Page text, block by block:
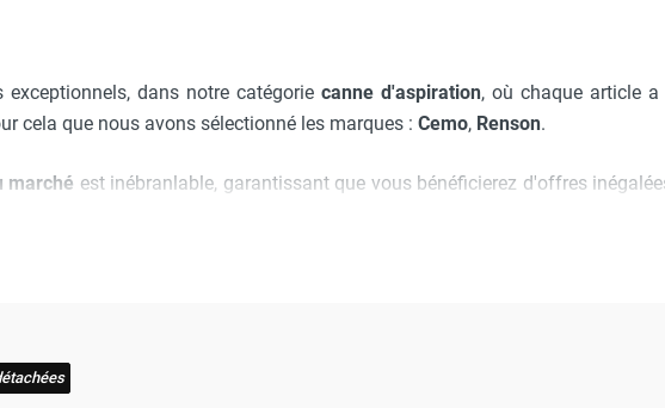
dans notre catégorie canne d'aspiration, où chaque article
cela que nous avons sélectionné les marques : Cemo, Renson.
marché est inébranlable, garantissant que vous bénéficierez d'offres